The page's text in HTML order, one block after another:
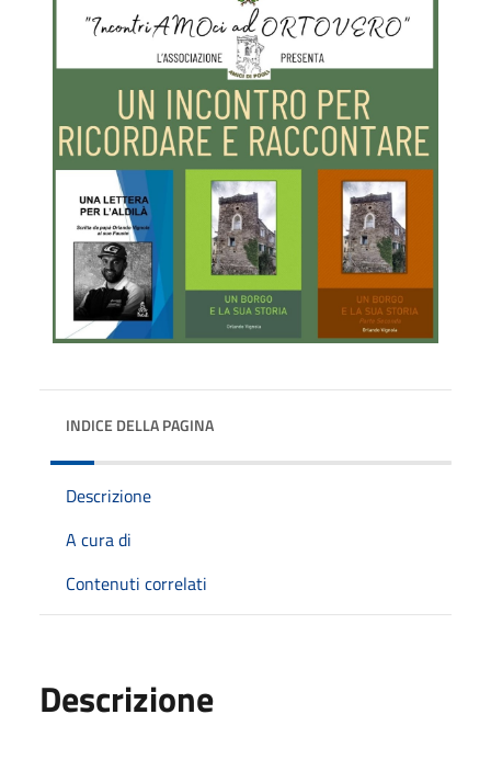
INDICE DELLA PAGINA
Descrizione
A cura di
Contenuti correlati
Descrizione